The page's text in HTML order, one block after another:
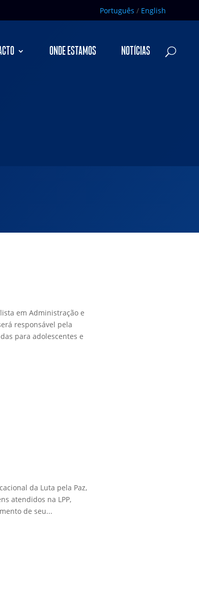
Português / English
ONDE ESTAMOS NOTÍCIAS
em Administração e
responsável pela
para adolescentes e
da Luta pela Paz,
atendidos na LPP,
de seu...